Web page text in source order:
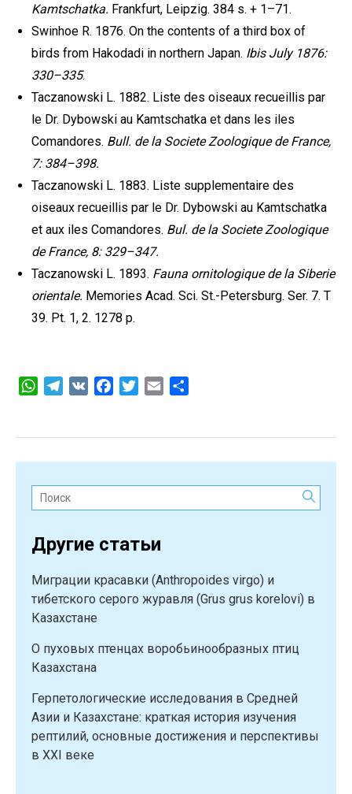
Kamtschatka. Frankfurt, Leipzig. 384 s. + 1–71.
Swinhoe R. 1876. On the contents of a third box of
birds from Hakodadi in northern Japan. Ibis July 1876:
330–335.
Taczanowski L. 1882. Liste des oiseaux recueillis par
le Dr. Dybowski au Kamtschatka et dans les iles
Comandores. Bull. de la Societe Zoologique de France,
7: 384–398.
Taczanowski L. 1883. Liste supplementaire des
oiseaux recueillis par le Dr. Dybowski au Kamtschatka
et aux iles Comandores. Bul. de la Societe Zoologique
de France, 8: 329–347.
Taczanowski L. 1893. Fauna ornitologique de la Siberie
orientale. Memories Acad. Sci. St.-Petersburg. Ser. 7. T
39. Pt. 1, 2. 1278 p.
WhatsAppTelegram
VK FacebookTwitterEmail
Поиск:
Другие статьи
Миграции красавки (Anthropoides virgo) и
тибетского серого журавля (Grus grus korelovi) в
Казахстане
О пуховых птенцах воробьинообразных птиц
Казахстана
Герпетологические исследования в Средней
Азии и Казахстане: краткая история изучения
рептилий, основные достижения и перспективы
в XXI веке